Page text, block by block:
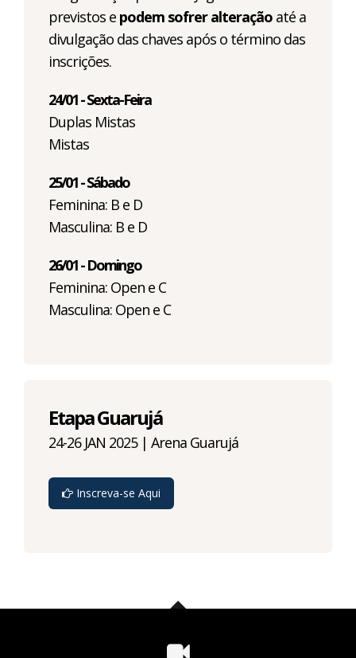
previstos e podem sofrer alteração até a
divulgação das chaves após o término das
inscrições.
24/01 - Sexta-Feira
Duplas Mistas
Mistas
25/01 - Sábado
Feminina: B e D
Masculina: B e D
26/01 - Domingo
Feminina: Open e C
Masculina: Open e C
Etapa Guarujá
24-26 JAN 2025 | Arena Guarujá
Inscreva-se Aqui